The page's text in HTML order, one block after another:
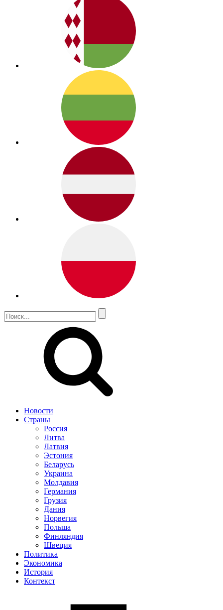
Новости
Страны
Россия
Литва
Латвия
Эстония
Беларусь
Украина
Молдавия
Германия
Грузия
Дания
Норвегия
Польша
Финляндия
Швеция
Политика
Экономика
История
Контекст